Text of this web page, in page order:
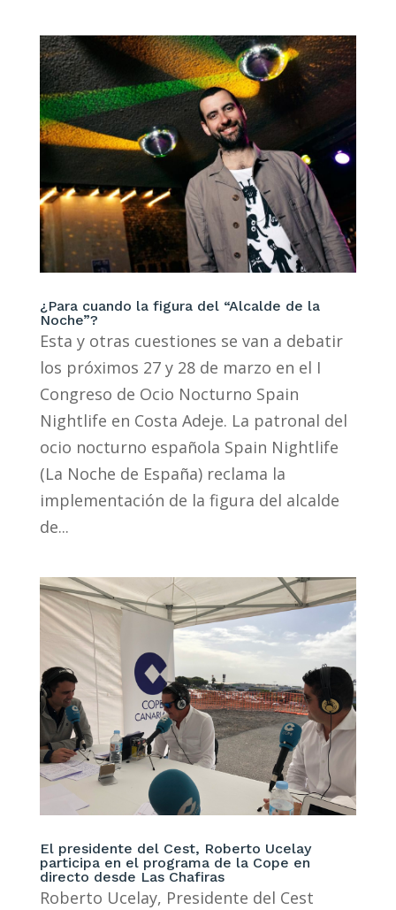
¿Para cuando la figura del “Alcalde de la
Noche”?
Esta y otras cuestiones se van a debatir
los próximos 27 y 28 de marzo en el I
Congreso de Ocio Nocturno Spain
Nightlife en Costa Adeje. La patronal del
ocio nocturno española Spain Nightlife
(La Noche de España) reclama la
implementación de la figura del alcalde
de...
El presidente del Cest, Roberto Ucelay
participa en el programa de la Cope en
directo desde Las Chafiras
Roberto Ucelay, Presidente del Cest